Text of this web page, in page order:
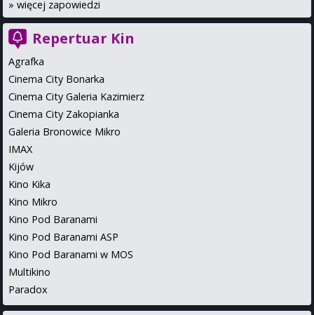
» więcej zapowiedzi
Repertuar Kin
Agrafka
Cinema City Bonarka
Cinema City Galeria Kazimierz
Cinema City Zakopianka
Galeria Bronowice Mikro
IMAX
Kijów
Kino Kika
Kino Mikro
Kino Pod Baranami
Kino Pod Baranami ASP
Kino Pod Baranami w MOS
Multikino
Paradox